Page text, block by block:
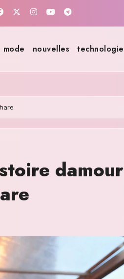
mode nouvelles technologie
damour